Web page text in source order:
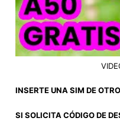
INSERTE UNA SIM DE
SI SOLICITA CÓDIGO DE